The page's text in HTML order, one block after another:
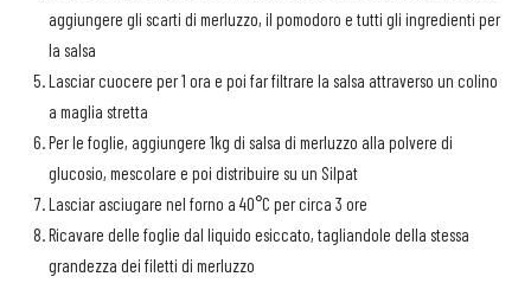
aggiungere gli scarti di merluzzo, il pomodoro e tutti gli ingredienti per
la salsa
Lasciar cuocere per 1 ora e poi far filtrare la salsa attraverso un colino
a maglia stretta
Per le foglie, aggiungere 1kg di salsa di merluzzo alla polvere di
glucosio, mescolare e poi distribuire su un Silpat
Lasciar asciugare nel forno a 40°C per circa 3 ore
Ricavare delle foglie dal liquido esiccato, tagliandole della stessa
grandezza dei filetti di merluzzo